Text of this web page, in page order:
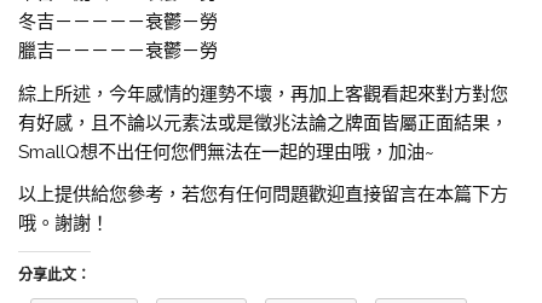
冬吉－－－－－衰鬱－勞
臘吉－－－－－衰鬱－勞
綜上所述，今年感情的運勢不壞，再加上客觀看起來對方對您
有好感，且不論以元素法或是徵兆法論之牌面皆屬正面結果，
SmallQ想不出任何您們無法在一起的理由哦，加油~
以上提供給您參考，若您有任何問題歡迎直接留言在本篇下方
哦。謝謝！
分享此文：